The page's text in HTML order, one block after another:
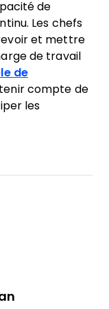
de
Les chefs
et mettre
de travail
de
compte de
les